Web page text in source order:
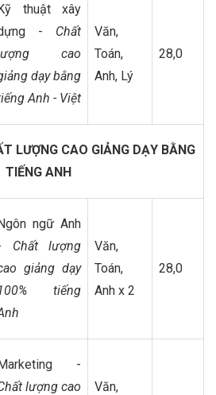
thuật xây
- Chất
cao
dạy bằng
Anh - Việt
Văn,
Toán,
Anh, Lý
28,0
LƯỢNG CAO GIẢNG DẠY BẰNG
TIẾNG ANH
ngữ Anh
Chất lượng
giảng dạy
tiếng
Văn,
Toán,
Anh x 2
28,0
-
lượng cao
Văn,